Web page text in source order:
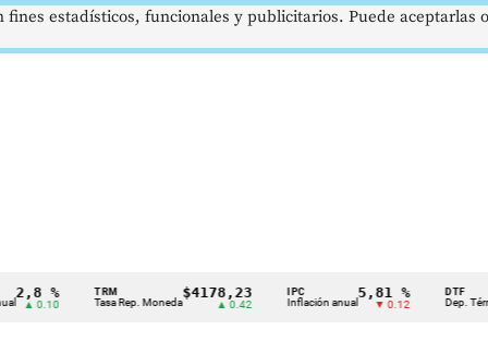
TRM
Tasa Rep. Moneda
$4178,23
▲ 0.42
IPC
Inflación anual
5,81 %
▼ 0.12
DTF
Dep. Término Fijo
estadísticos, funcionales y publicitarios. Puede aceptarlas